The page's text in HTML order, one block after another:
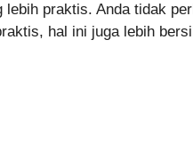
praktis. Anda tidak
hal ini juga lebih